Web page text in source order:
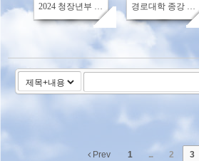
Prev 1 ... 2 3